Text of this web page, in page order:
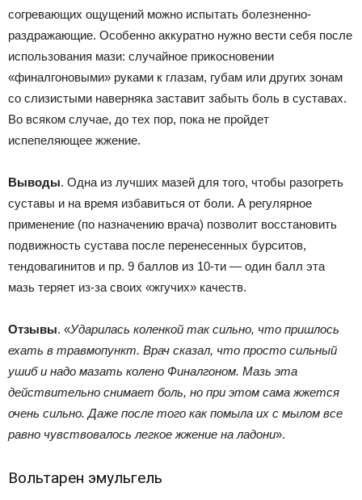
согревающих ощущений можно испытать болезненно-
раздражающие. Особенно аккуратно нужно вести себя после
использования мази: случайное прикосновении
«финалгоновыми» руками к глазам, губам или других зонам
со слизистыми наверняка заставит забыть боль в суставах.
Во всяком случае, до тех пор, пока не пройдет
испепеляющее жжение.
Выводы. Одна из лучших мазей для того, чтобы разогреть
суставы и на время избавиться от боли. А регулярное
применение (по назначению врача) позволит восстановить
подвижность сустава после перенесенных бурситов,
тендовагинитов и пр. 9 баллов из 10-ти — один балл эта
мазь теряет из-за своих «жгучих» качеств.
Отзывы. «Ударилась коленкой так сильно, что пришлось
ехать в травмопункт. Врач сказал, что просто сильный
ушиб и надо мазать колено Финалгоном. Мазь эта
действительно снимает боль, но при этом сама жжется
очень сильно. Даже после того как помыла их с мылом все
равно чувствовалось легкое жжение на ладони».
Вольтарен эмульгель